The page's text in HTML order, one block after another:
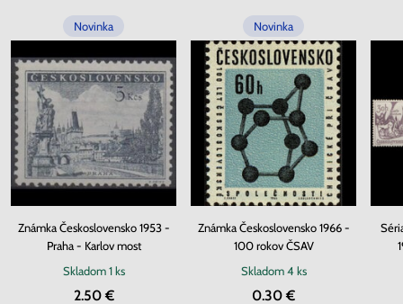
Novinka
Známka Československo 1953 -
Praha - Karlov most
Skladom1 ks
2.50 €
Novinka
Známka Československo 1966 -
100 rokov ČSAV
Skladom4 ks
0.30 €